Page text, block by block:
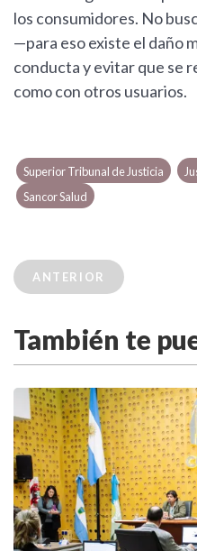
los consumidores. No
—para eso existe el daño
conducta y evitar que se
como con otros usuarios.
Superior Tribunal de Justicia
Sancor Salud
ANTERIOR
También te